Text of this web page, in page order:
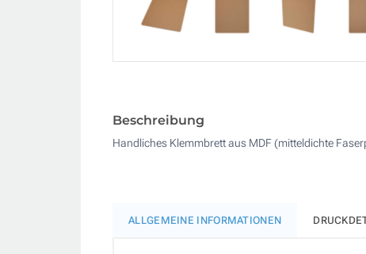
Beschreibung
Handliches Klemmbrett aus MDF (mitteldichte
ALLGEMEINE INFORMATIONEN